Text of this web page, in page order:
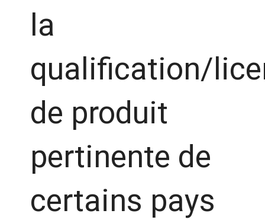
la
qualification/
de produit
pertinente de
certains pays